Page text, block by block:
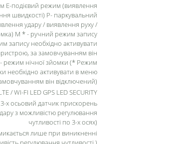
Е-подієвий режим (виявлення
швидкості) Р- паркувальний
удару / виявлення руху /
М * - ручний режим запису
запису необхідно активувати
за замовчуванням він
режим нічної зйомки (* Режим
необхідно активувати в меню
він відключений)
/ WI-FI LED GPS LED SECURITY
х осьовий датчик прискорень
з можливістю регулювання
чутливості по 3-х осях)
лише при виникненні